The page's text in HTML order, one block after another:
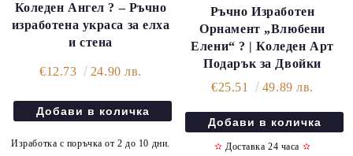
Коледен Ангел ? – Ръчно
изработена украса за елха
и стена
€12.73 24.90 лв.
Изработка с поръчка от 2 до 10 дни.
Ръчно Изработен
Орнамент „Влюбени
Елени“ ? | Коледен Арт
Подарък за Двойки
€25.51
49.89 лв.
✫ Доставка 24 часа ✫